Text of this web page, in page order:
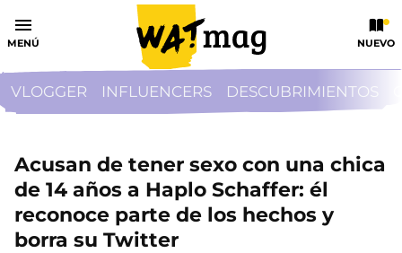
MENÚ NUEVO
VLOGGER INFLUENCERS DESCUBRIMIENTOS
Acusan de tener sexo con una chica
de 14 años a Haplo Schaffer: él
reconoce parte de los hechos y
borra su Twitter